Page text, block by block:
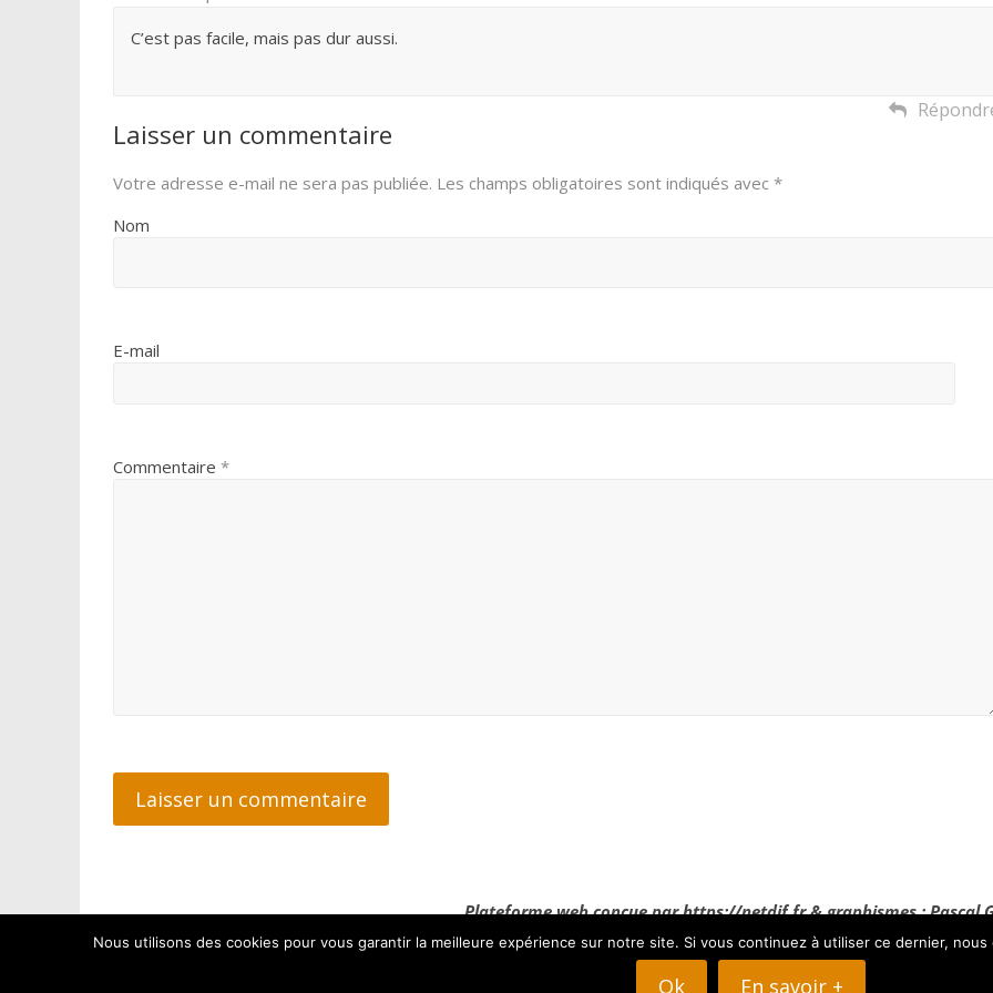
C’est pas facile, mais pas dur aussi.
Laisser un commentaire
Votre adresse e-mail ne sera pas publiée. Les champs obligatoires sont indiqués avec *
Nom
E-mail
Commentaire *
Plateforme web conçue par https://netdif.fr & graphismes : Pascal
Nous utilisons des cookies pour vous garantir la meilleure expérience sur notre site. Si vous continuez à utiliser ce dernier,
Ok En savoir +